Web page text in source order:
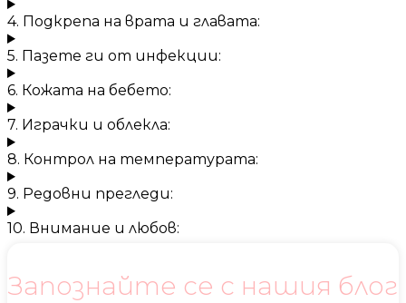
4. Подкрепа на врата и главата:
5. Пазете ги от инфекции:
6. Кожата на бебето:
7. Играчки и облекла:
8. Контрол на температурата:
9. Редовни прегледи:
10. Внимание и любов:
Запознайте се с нашия блог